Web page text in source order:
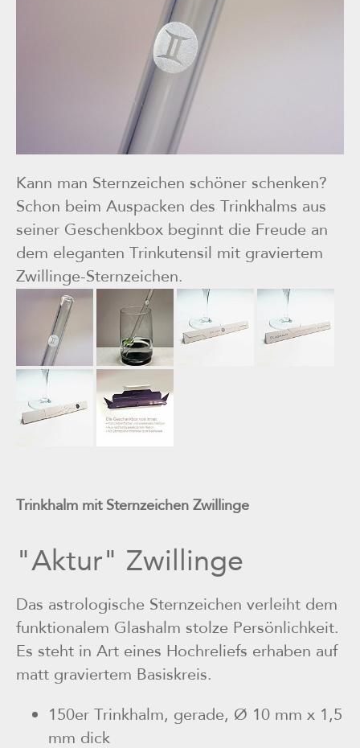
Kann man Sternzeichen schöner schenken?
Schon beim Auspacken des Trinkhalms aus
seiner Geschenkbox beginnt die Freude an
dem eleganten Trinkutensil mit graviertem
Zwillinge-Sternzeichen.
Trinkhalm mit Sternzeichen Zwillinge
"Aktur" Zwillinge
Das astrologische Sternzeichen verleiht dem
funktionalem Glashalm stolze Persönlichkeit.
Es steht in Art eines Hochreliefs erhaben auf
matt graviertem Basiskreis.
150er Trinkhalm, gerade, Ø 10 mm x 1,5
mm dick